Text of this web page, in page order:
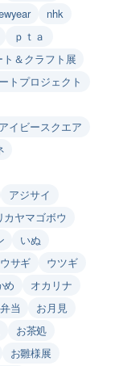
nhk
ｐｔａ
ト＆クラフト展
トプロジェクト
アイビースクエア
アジサイ
カヤマゴボウ
いぬ
ウサギ
ウツギ
め
オカリナ
当
お月見
お茶処
お雛様展